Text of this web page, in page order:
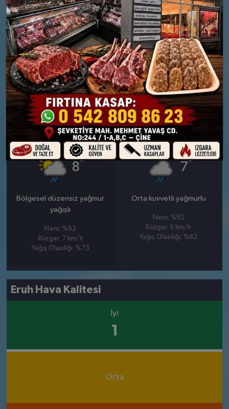
10°
Güneşli
Nem: %63
Rüzgar: 11 km/h
8°
Orta kuvvetli yağmurlu
Nem: %79
Rüzgar: 10 km/h
Yağış Olasılığı: %89
28 MART
CUMARTESI
8°
Bölgesel düzensiz yağmur
yağışlı
Nem: %82
Rüzgar: 7 km/h
Yağış Olasılığı: %73
29 MART
PAZAR
7°
Orta kuvvetli yağmurlu
Nem: %92
Rüzgar: 9 km/h
Yağış Olasılığı: %82
Eruh Hava Kalitesi
İyi
1
Orta